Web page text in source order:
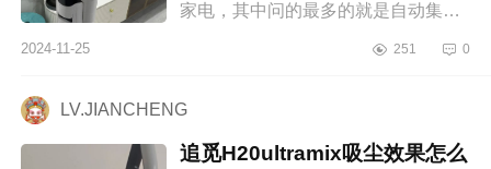
家电，其中问的最多的就是自动集尘
灰相比，自动集尘确实能省下很多力
2024-11-25 251 0
LV.JIANCHENG
追觅H20ultramix吸尘效果怎么